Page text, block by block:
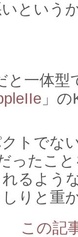
という
と一体型
」
トでな
ったこ
るよう
りと重
この記